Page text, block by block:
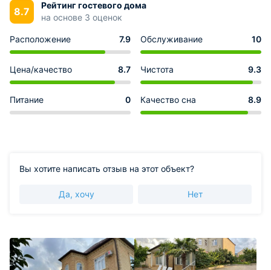
8.7
Рейтинг гостевого дома
на основе 3 оценок
Расположение 7.9 Обслуживание 10
Цена/качество 8.7 Чистота 9.3
Питание 0 Качество сна 8.9
Вы хотите написать отзыв на этот объект?
Да, хочу Нет